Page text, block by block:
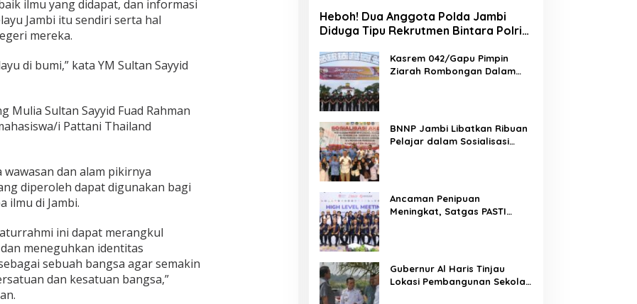
ilmu yang didapat, dan informasi
Jambi itu sendiri serta hal
mereka.
di bumi,” kata YM Sultan Sayyid
Mulia Sultan Sayyid Fuad Rahman
i Pattani Thailand
dan alam pikirnya
diperoleh dapat digunakan bagi
ilmu di Jambi.
ini dapat merangkul
meneguhkan identitas
sebuah bangsa agar semakin
dan kesatuan bangsa,”
Heboh! Dua Anggota Polda Jambi
Diduga Tipu Rekrutmen Bintara Polri
Kasrem 042/Gapu Pimpin
Ziarah Rombongan Dalam
BNNP Jambi Libatkan Ribuan
Pelajar dalam Sosialisasi
Ancaman Penipuan
Meningkat, Satgas PASTI
Gubernur Al Haris Tinjau
Lokasi Pembangunan Sekolah